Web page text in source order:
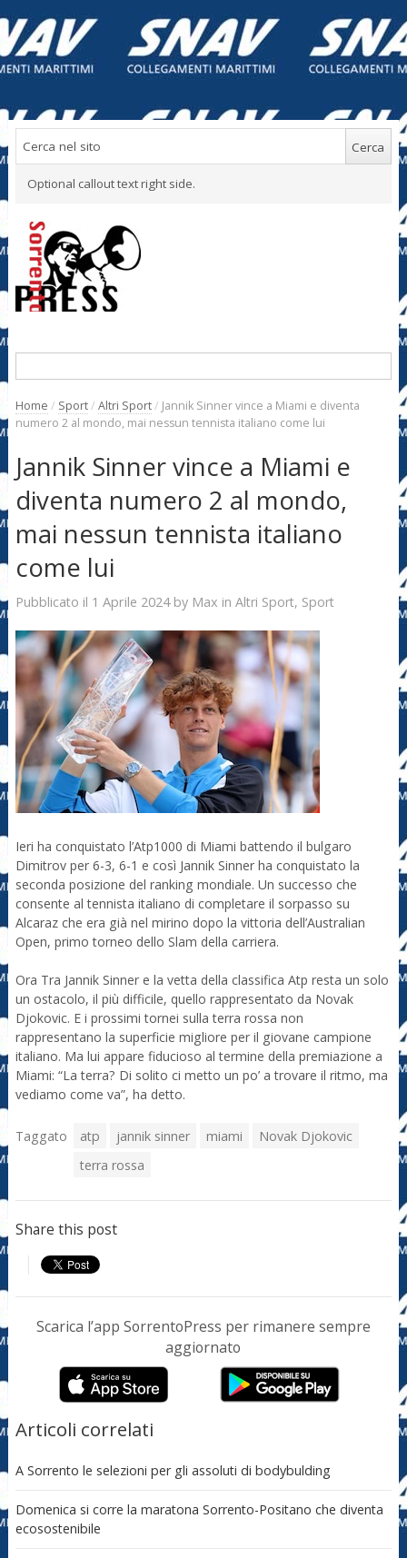
Optional callout text right side.
Home / Sport/ Altri Sport/ Jannik Sinner vince a Miami e diventa
numero 2 al mondo, mai nessun tennista italiano come lui
Jannik Sinner vince a Miami e
diventa numero 2 al mondo,
mai nessun tennista italiano
come lui
Pubblicato il 1 Aprile 2024by Max in Altri Sport, Sport
Ieri ha conquistato l’Atp1000 di Miami battendo il bulgaro
Dimitrov per 6-3, 6-1 e così Jannik Sinner ha conquistato la
seconda posizione del ranking mondiale. Un successo che
consente al tennista italiano di completare il sorpasso su
Alcaraz che era già nel mirino dopo la vittoria dell’Australian
Open, primo torneo dello Slam della carriera.
Ora Tra Jannik Sinner e la vetta della classifica Atp resta un solo
un ostacolo, il più difficile, quello rappresentato da Novak
Djokovic. E i prossimi tornei sulla terra rossa non
rappresentano la superficie migliore per il giovane campione
italiano. Ma lui appare fiducioso al termine della premiazione a
Miami: “La terra? Di solito ci metto un po’ a trovare il ritmo, ma
vediamo come va”, ha detto.
Taggato atp jannik sinner miami
Novak Djokovic
terra rossa
Share this post
Scarica l’app SorrentoPress per rimanere sempre
aggiornato
Articoli correlati
A Sorrento le selezioni per gli assoluti di bodybulding
Domenica si corre la maratona Sorrento-Positano che diventa
ecosostenibile